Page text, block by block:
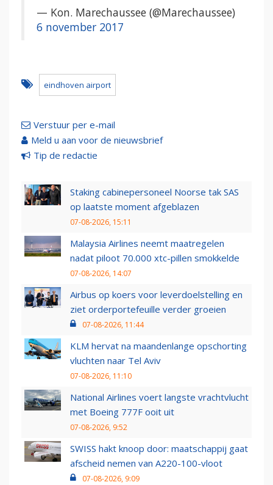
— Kon. Marechaussee (@Marechaussee)
6 november 2017
eindhoven airport
Verstuur per e-mail
Meld u aan voor de nieuwsbrief
Tip de redactie
Staking cabinepersoneel Noorse tak SAS
op laatste moment afgeblazen
07-08-2026, 15:11
Malaysia Airlines neemt maatregelen
nadat piloot 70.000 xtc-pillen smokkelde
07-08-2026, 14:07
Airbus op koers voor leverdoelstelling en
ziet orderportefeuille verder groeien
07-08-2026, 11:44
KLM hervat na maandenlange opschorting
vluchten naar Tel Aviv
07-08-2026, 11:10
National Airlines voert langste vrachtvlucht
met Boeing 777F ooit uit
07-08-2026, 9:52
SWISS hakt knoop door: maatschappij gaat
afscheid nemen van A220-100-vloot
07-08-2026, 9:09